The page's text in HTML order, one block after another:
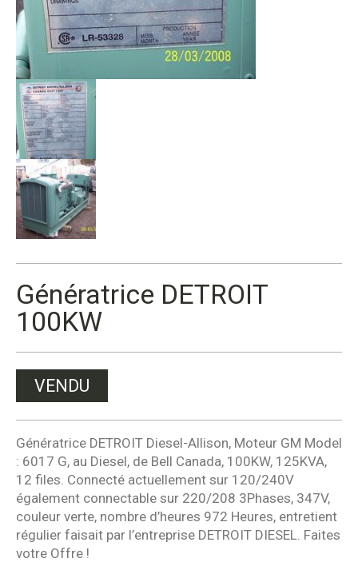
Génératrice DETROIT
100KW
VENDU
Génératrice DETROIT Diesel-Allison, Moteur GM Model
: 6017 G, au Diesel, de Bell Canada, 100KW, 125KVA,
12 files. Connecté actuellement sur 120/240V
également connectable sur 220/208 3Phases, 347V,
couleur verte, nombre d’heures 972 Heures, entretient
régulier faisait par l’entreprise DETROIT DIESEL. Faites
votre Offre !